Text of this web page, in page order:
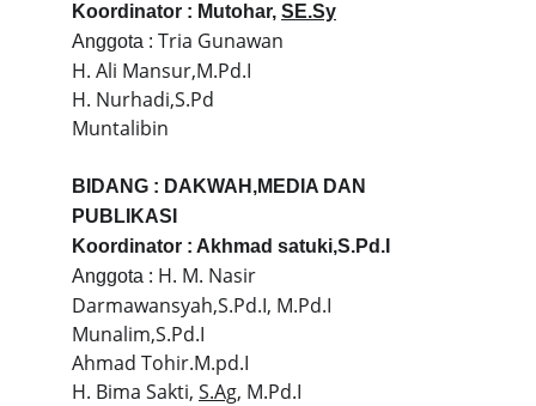
Koordinator : Mutohar, SE.Sy
Anggota : Tria Gunawan
H. Ali Mansur,M.Pd.I
H. Nurhadi,S.Pd
Muntalibin
BIDANG : DAKWAH,MEDIA DAN
PUBLIKASI
Koordinator : Akhmad satuki,S.Pd.I
Anggota : H. M. Nasir
Darmawansyah,S.Pd.I, M.Pd.I
Munalim,S.Pd.I
Ahmad Tohir.M.pd.I
H. Bima Sakti, S.Ag, M.Pd.I